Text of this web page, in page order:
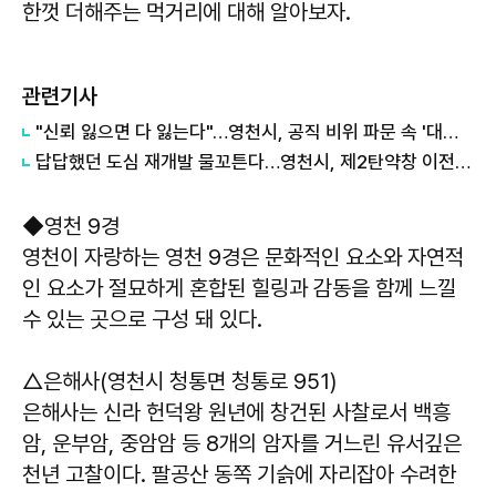
한껏 더해주는 먹거리에 대해 알아보자.
관련기사
"신뢰 잃으면 다 잃는다"…영천시, 공직 비위 파문 속 '대대적 쇄신' 선언
답답했던 도심 재개발 물꼬튼다…영천시, 제2탄약창 이전 착수보고
◆영천 9경
영천이 자랑하는 영천 9경은 문화적인 요소와 자연적
인 요소가 절묘하게 혼합된 힐링과 감동을 함께 느낄
수 있는 곳으로 구성 돼 있다.
△은해사(영천시 청통면 청통로 951)
은해사는 신라 헌덕왕 원년에 창건된 사찰로서 백흥
암, 운부암, 중암암 등 8개의 암자를 거느린 유서깊은
천년 고찰이다. 팔공산 동쪽 기슭에 자리잡아 수려한